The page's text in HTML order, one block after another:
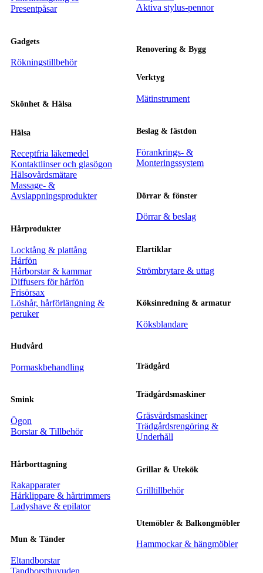
Presentpåsar
Gadgets
Rökningstillbehör
Skönhet & Hälsa
Hälsa
Receptfria läkemedel
Kontaktlinser och glasögon
Hälsovårdsmätare
Massage- &
Avslappningsprodukter
Hårprodukter
Locktång & plattång
Hårfön
Hårborstar & kammar
Diffusers för hårfön
Frisörsax
Löshår, hårförlängning &
peruker
Hudvård
Pormaskbehandling
Smink
Ögon
Borstar & Tillbehör
Hårborttagning
Rakapparater
Hårklippare & hårtrimmers
Ladyshave & epilator
Mun & Tänder
Eltandborstar
Tandborsthuvuden
Aktiva stylus-pennor
Renovering & Bygg
Verktyg
Mätinstrument
Beslag & fästdon
Förankrings- &
Monteringssystem
Dörrar & fönster
Dörrar & beslag
Elartiklar
Strömbrytare & uttag
Köksinredning & armatur
Köksblandare
Trädgård
Trädgårdsmaskiner
Gräsvårdsmaskiner
Trädgårdsrengöring &
Underhåll
Grillar & Utekök
Grilltillbehör
Utemöbler & Balkongmöbler
Hammockar & hängmöbler